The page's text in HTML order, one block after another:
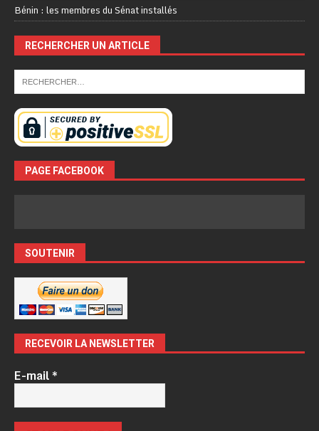
Bénin : les membres du Sénat installés
RECHERCHER UN ARTICLE
PAGE FACEBOOK
SOUTENIR
RECEVOIR LA NEWSLETTER
E-mail*